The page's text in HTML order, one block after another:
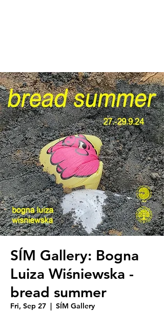
SÍM Gallery: Bogna
Luiza Wiśniewska -
bread summer
Fri, Sep 27
  |
SÍM Gallery